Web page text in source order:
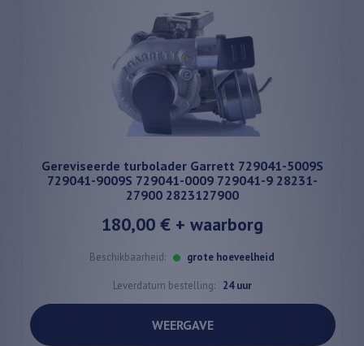
Gereviseerde turbolader Garrett 729041-5009S
729041-9009S 729041-0009 729041-9 28231-
27900 2823127900
180,00 €+ waarborg
Beschikbaarheid: grote hoeveelheid
Leverdatum bestelling: 24 uur
WEERGAVE